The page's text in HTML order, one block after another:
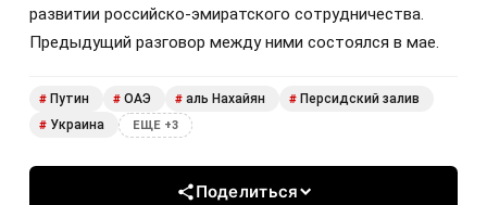
развитии российско-эмиратского сотрудничества.
Предыдущий разговор между ними состоялся в мае.
# Путин # ОАЭ # аль Нахайян # Персидский залив
# Украина ЕЩЕ +3
Поделиться